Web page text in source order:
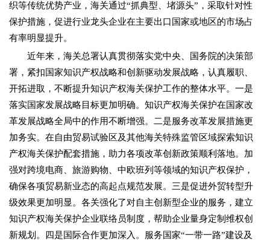
织等传统优势产业，海关通过“抓典型、堵源头”，采取针对性
保护措施，促进行业龙头企业在主要出口国家或地区的市场占
有率明显提升。
近年来，海关总署认真贯彻落实党中央、国务院的决策部
署，紧扣国家知识产权战略和创新驱动发展战略，认真履职、
开拓进取，不断提升知识产权海关保护工作的整体水平。一是
落实国家发展战略目标更加明确。知识产权海关保护在国家改
革发展战略全局中的作用不断增强。二是服务改革发展措施更
加务实。在自由贸易试验区及其他海关特殊监管区域探索知识
产权海关保护配套措施，助力各项改革创新政策顺利落地。加
强对跨境电商、旅游购物、中欧班列等领域的知识产权保护，
确保各项贸易新业态的高起点规范发展。三是促进外贸转型升
级效果更加明显。各关强化了对自主创新型企业的服务，建立
知识产权海关保护企业联络员制度，帮助企业量身定制维权创
新规划。四是国际合作更加深入。服务国家“一带一路”建设及